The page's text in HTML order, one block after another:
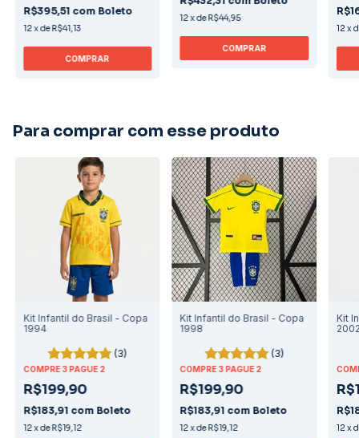
R$395,51 com Boleto
12xdeR$41,13
COMPRAR
12xdeR$44,95
COMPRAR
12 x
Para comprar com esse produto
Kit Infantil do Brasil - Copa
1994
(3)
COMPRE 3 PAGUE 2
R$199,90
R$183,91 com Boleto
12xde R$19,12
Kit Infantil do Brasil - Copa
1998
(3)
COMPRE 3 PAGUE 2
R$199,90
R$183,91 com Boleto
12xde R$19,12
Kit
12 x